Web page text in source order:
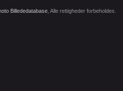
Billededatabase , Alle rettigheder forbeholdes.